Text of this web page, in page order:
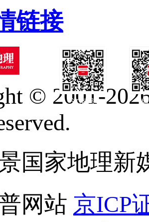
链接
订阅号
© 2001-
国家地理新
网站 京ICP